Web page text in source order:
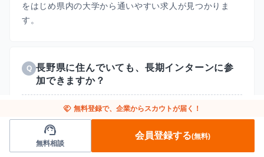
をはじめ県内の大学から通いやすい求人が見つかりま
す。
Q 長野県に住んでいても、長期インターンに参
加できますか？
はい、可能です。長野県内の精密機器メーカーやリゾー
ト観光系の求人に加えて、フルリモート対応の求人なら
長野県に住みながら都心企業の実務にオンラインで参加
できます。モノづくりや観光に興味があるなら県内求人
handshake 無料登録で、企業からスカウトが届く！
support_agent
無料相談
会員登録する(無料)